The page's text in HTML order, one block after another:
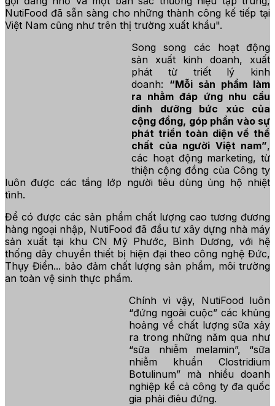
NutiFood đã sẵn sàng cho những thành công kế tiếp tại
Việt Nam cũng như trên thị trường xuất khẩu".
Song song các hoạt động
sản xuất kinh doanh, xuất
phát từ triết lý kinh
doanh: “Mỗi sản phẩm làm
ra nhằm đáp ứng nhu cầu
dinh dưỡng bức xúc của
cộng đồng, góp phần vào sự
phát triển toàn diện về thể
chất của người Việt nam”,
các hoạt động marketing, từ
thiện cộng đồng của Công ty
luôn được các tầng lớp người tiêu dùng ủng hộ nhiệt
tình.
Để có được các sản phẩm chất lượng cao tương đương
hàng ngoại nhập, NutiFood đã đầu tư xây dựng nhà máy
sản xuất tại khu CN Mỹ Phước, Bình Dương, với hệ
thống dây chuyền thiết bị hiện đại theo công nghệ Đức,
Thụy Điển... bảo đảm chất lượng sản phẩm, môi trường
an toàn vệ sinh thực phẩm.
Chính vì vậy, NutiFood luôn
“đứng ngoài cuộc” các khủng
hoảng về chất lượng sữa xảy
ra trong những năm qua như
“sữa nhiễm melamin”, “sữa
nhiễm khuẩn Clostridium
Botulinum” mà nhiều doanh
nghiệp kể cả công ty đa quốc
gia phải điêu đứng.